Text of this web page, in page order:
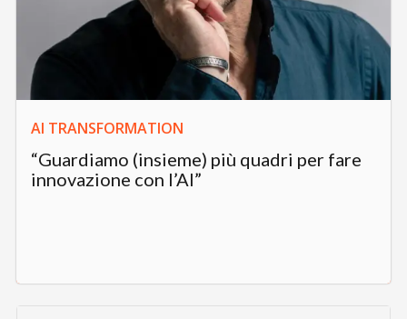
AI TRANSFORMATION
“Guardiamo (insieme) più quadri per fare
innovazione con l’AI”